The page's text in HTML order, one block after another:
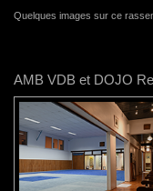
Quelques images sur ce
AMB VDB et DOJO